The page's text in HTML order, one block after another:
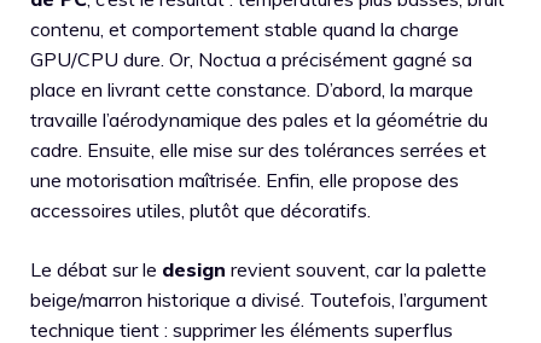
contenu, et comportement stable quand la charge
GPU/CPU dure. Or, Noctua a précisément gagné sa
place en livrant cette constance. D’abord, la marque
travaille l’aérodynamique des pales et la géométrie du
cadre. Ensuite, elle mise sur des tolérances serrées et
une motorisation maîtrisée. Enfin, elle propose des
accessoires utiles, plutôt que décoratifs.
Le débat sur le design revient souvent, car la palette
beige/marron historique a divisé. Toutefois, l’argument
technique tient : supprimer les éléments superflus